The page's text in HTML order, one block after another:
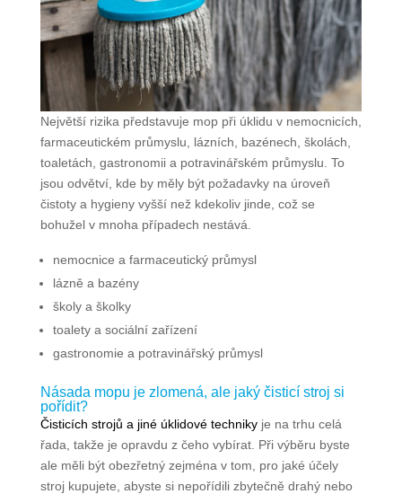
Největší rizika představuje mop při úklidu v nemocnicích,
farmaceutickém průmyslu, lázních, bazénech, školách,
toaletách, gastronomii a potravinářském průmyslu. To
jsou odvětví, kde by měly být požadavky na úroveň
čistoty a hygieny vyšší než kdekoliv jinde, což se
bohužel v mnoha případech nestává.
nemocnice a farmaceutický průmysl
lázně a bazény
školy a školky
toalety a sociální zařízení
gastronomie a potravinářský průmysl
Násada mopu je zlomená, ale jaký čisticí stroj si
pořídit?
Čisticích strojů a jiné úklidové technikyje na trhu celá
řada, takže je opravdu z čeho vybírat. Při výběru byste
ale měli být obezřetný zejména v tom, pro jaké účely
stroj kupujete, abyste si nepořídili zbytečně drahý nebo